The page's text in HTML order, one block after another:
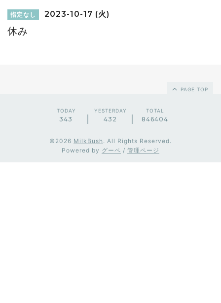
指定なし 2023-10-17 (火)
休み
PAGE TOP
TODAY
343
YESTERDAY
432
TOTAL
846404
©2026 MilkBush . All Rights Reserved.
Powered by グーペ / 管理ページ